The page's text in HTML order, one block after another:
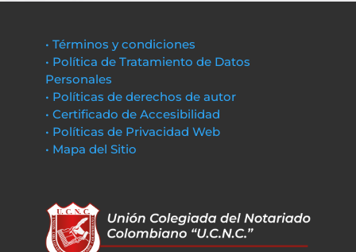
• Términos y condiciones
• Política de Tratamiento de Datos
Personales
• Políticas de derechos de autor
• Certificado de Accesibilidad
• Políticas de Privacidad Web
• Mapa del Sitio